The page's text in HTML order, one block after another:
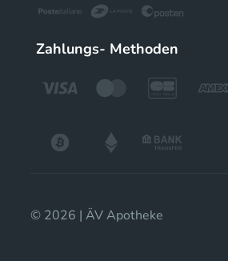
Zahlungs- Methoden
© 2026 | ÄV Apotheke